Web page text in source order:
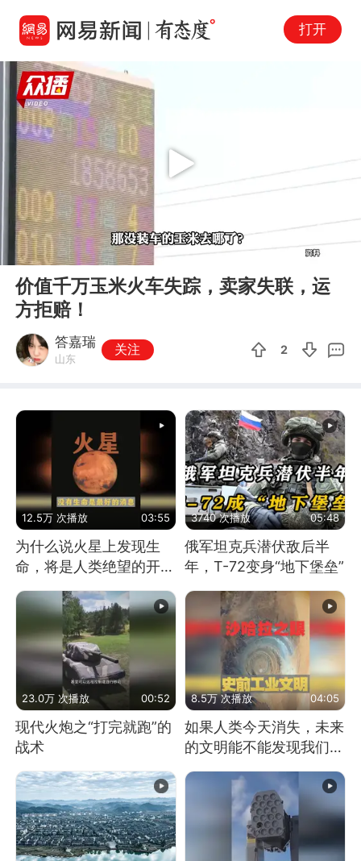
打开
00:00 01:41
Play
价值千万玉米火车失踪，卖家失联，运
方拒赔！
答嘉瑞
山东
关注 2
12.5万 次播放 03:55
为什么说火星上发现生
命，将是人类绝望的开
始？
3740 次播放 05:48
俄军坦克兵潜伏敌后半
年，T-72变身“地下堡垒”
23.0万 次播放 00:52
现代火炮之“打完就跑”的
战术
8.5万 次播放 04:05
如果人类今天消失，未来
的文明能不能发现我们存